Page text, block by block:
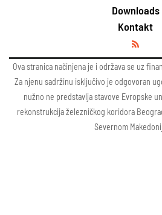
Downloads
Kontakt
Ova stranica načinjena je i održava se uz
Za njenu sadržinu isključivo je odgovoran
nužno ne predstavlja stavove Evropske
rekonstrukcija železničkog koridora
Severnom